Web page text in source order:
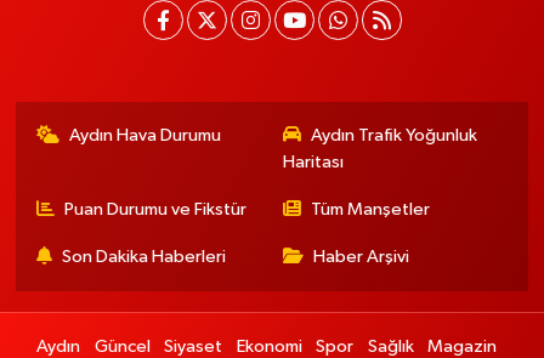
Aydın Hava Durumu
Aydın Trafik Yoğunluk
Haritası
Puan Durumu ve Fikstür Tüm Manşetler
Son Dakika Haberleri Haber Arşivi
Aydın Güncel Siyaset Ekonomi Spor Sağlık Magazin